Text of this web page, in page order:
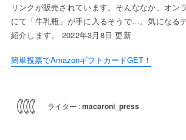
リンクが販売されています。そんななか、オン
にて「牛乳瓶」が手に入るそうで…。気になる
紹介します。 2022年3月8日 更新
簡単投票でAmazonギフトカードGET！
ライター :macaroni_press